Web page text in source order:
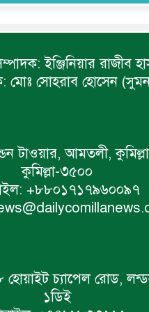
ইঞ্জিনিয়ার রাজীব
মোঃ সোহরাব হোসেন
টাওয়ার, আমতলী,
কুমিল্লা-৩৫০০
+৮৮০১৭১৭৯৬০০৯৭
হোয়াইট চ্যাপেল রোড,
১ডিই